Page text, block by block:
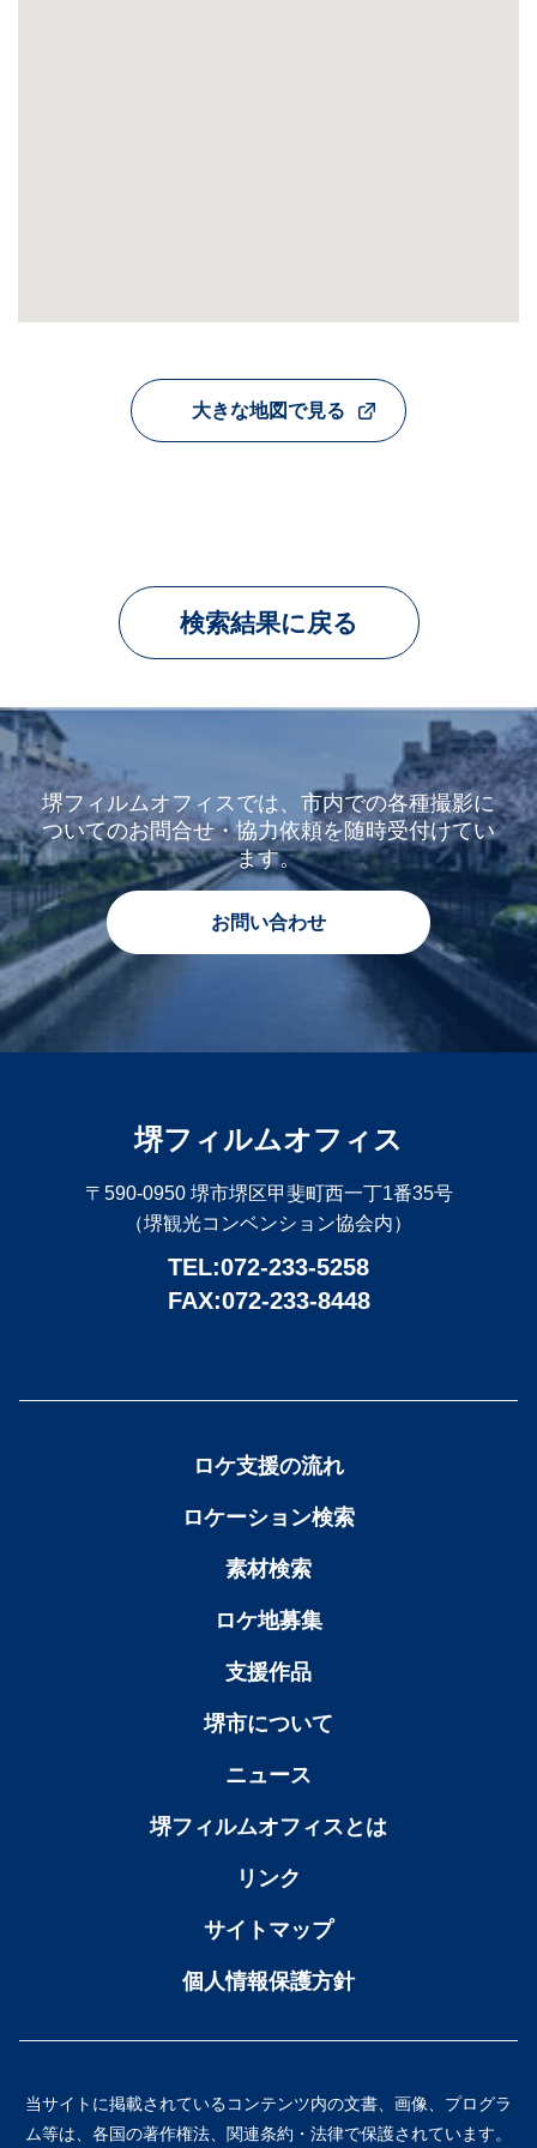
大きな地図で見る
検索結果に戻る
堺フィルムオフィスでは、市内での各種撮影に
ついてのお問合せ・協力依頼を随時受付けてい
ます。
お問い合わせ
堺フィルムオフィス
〒590-0950 堺市堺区甲斐町西一丁1番35号
（堺観光コンベンション協会内）
TEL:072-233-5258
FAX:072-233-8448
ロケ支援の流れ
ロケーション検索
素材検索
ロケ地募集
支援作品
堺市について
ニュース
堺フィルムオフィスとは
リンク
サイトマップ
個人情報保護方針
当サイトに掲載されているコンテンツ内の文書、画像、プログラ
ム等は、各国の著作権法、関連条約・法律で保護されています。